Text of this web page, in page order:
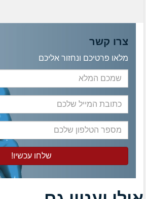
צרו קשר
מלאו פרטיכם ונחזור אליכם
שמכם
המלא
כתובת
המייל
שלכם
מספר
הטלפון
שלכם